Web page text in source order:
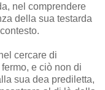
nel comprendere
della sua testarda
cercare di
e ciò non di
sua dea prediletta,